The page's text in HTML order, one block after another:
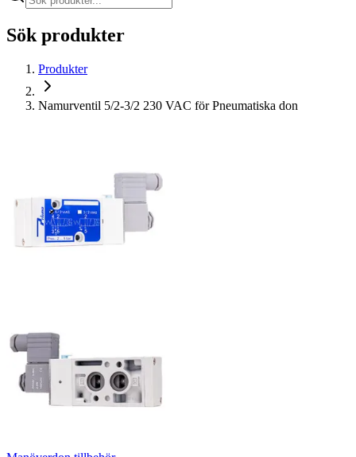
Sök produkter
Produkter
Namurventil 5/2-3/2 230 VAC för Pneumatiska don